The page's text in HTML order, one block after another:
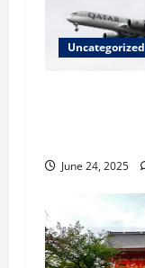
Uncategorized
June 24, 2025